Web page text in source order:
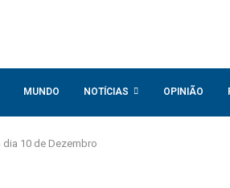
MUNDO NOTÍCIAS OPINIÃO
dia 10 de Dezembro